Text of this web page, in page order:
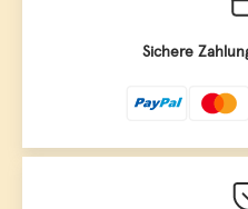
Sichere